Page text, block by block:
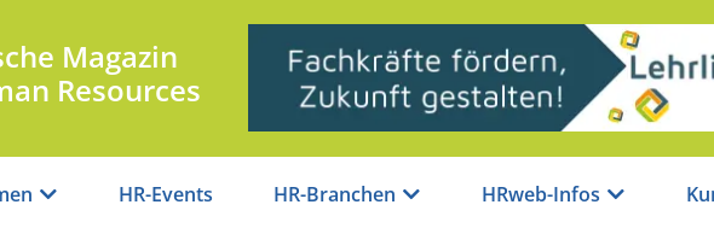
Magazin
Resources
HR-Events HR-Branchen HRweb-Infos